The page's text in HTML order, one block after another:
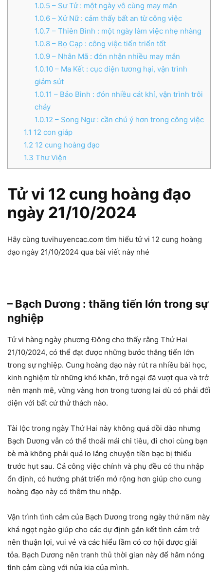
1.0.5 – Sư Tử : một ngày vô cùng may mắn
1.0.6 – Xử Nữ : cảm thấy bất an từ công việc
1.0.7 – Thiên Bình : một ngày làm việc nhẹ nhàng
1.0.8 – Bọ Cạp : công việc tiến triển tốt
1.0.9 – Nhân Mã : đón nhận nhiều may mắn
1.0.10 – Ma Kết : cục diện tương hại, vận trình
giảm sút
1.0.11 – Bảo Bình : đón nhiều cát khí, vận trình trôi
chảy
1.0.12 – Song Ngư : cần chú ý hơn trong công việc
1.1 12 con giáp
1.2 12 cung hoàng đạo
1.3 Thư Viện
Tử vi 12 cung hoàng đạo
ngày 21/10/2024
Hãy cùng tuvihuyencac.com tìm hiểu tử vi 12 cung hoàng
đạo ngày 21/10/2024 qua bài viết này nhé
– Bạch Dương : thăng tiến lớn trong sự
nghiệp
Tử vi hàng ngày phương Đông cho thấy rằng Thứ Hai
21/10/2024, có thể đạt được những bước thăng tiến lớn
trong sự nghiệp. Cung hoàng đạo này rút ra nhiều bài học,
kinh nghiệm từ những khó khăn, trở ngại đã vượt qua và trở
nên mạnh mẽ, vững vàng hơn trong tương lai dù có phải đối
diện với bất cứ thử thách nào.
Tài lộc trong ngày Thứ Hai này không quá dồi dào nhưng
Bạch Dương vẫn có thể thoải mái chi tiêu, đi chơi cùng bạn
bè mà không phải quá lo lắng chuyện tiền bạc bị thiếu
trước hụt sau. Cả công việc chính và phụ đều có thu nhập
ổn định, có hướng phát triển mở rộng hơn giúp cho cung
hoàng đạo này có thêm thu nhập.
Vận trình tình cảm của Bạch Dương trong ngày thứ năm này
khá ngọt ngào giúp cho các dự định gắn kết tình cảm trở
nên thuận lợi, vui vẻ và các hiểu lầm có cơ hội được giải
tỏa. Bạch Dương nên tranh thủ thời gian này để hâm nóng
tình cảm cùng với nửa kia của mình.